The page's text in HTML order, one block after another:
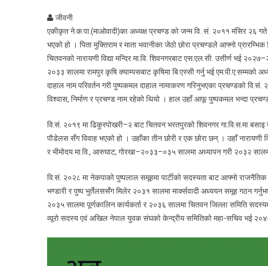
जीवनी
एकीकृत ने.क.पा.(माओवादी)का अध्यक्ष प्रचण्ड को जन्म वि. सं. २०११ मंसिर २६
भएको हो । पिता मुक्तिराम र माता भवानीका जेठो छोरा प्रचण्डले आफ्नो
चितवनको नारायणी विद्या मन्दिर मा.वि. शिवनगरबाट एस.एल.सी. उत्तीर्ण भई
२०३३ सालमा रामपुर कृषि क्याम्पसबाट कृषिमा बि.एस्सी गर्नु भई एम.पी.ए.सम्मको
दाहाल नाम परिवर्तन गरी पुष्पकमल दाहाल नामाकरण गरिनुभएका प्रचण्डको
विश्वास, निर्माण र प्रचण्ड नाम रहेको थियो । हाल उहाँ आफू पुष्पकमल भन्दा
वि.सं. २०१९ मा ढिकुरपोखरी–२ बाट चितवन भरतपुरको शिवनगर गा.वि.स.मा
पौडेलस सँग विवाह भएको हो । उहाँका तीन छोरी र एक छोरा छन् । उहाँ नारायणी
र भीमोदय मा.वि., आरुघाट, गोरखा–२०३३–०३५ सालमा अध्यापन गरी २०३२
वि.सं. २०२८ मा नेकपाको पुष्पलाल समूहमा पार्टीको सदस्यता बाट आफ्नो
भण्डारी र पुष्प भुर्तेलससँग मिलेर २०३१ सालमा मार्क्सवादी अध्ययन समूह गठन
२०३५ सालमा पूर्णकालिन कार्यकर्ता र २०३६ सालमा चितवन जिल्ला समिति
व्यूरो सदस्य एवं अखिल नेपाल युवक संघको केन्द्रीय समितिको महा-सचिव भई २०४०